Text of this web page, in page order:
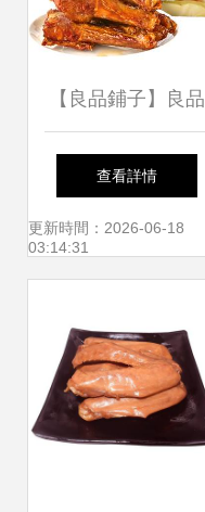
【良品鋪子】良品
鋪子烤鴨翅根350g
食品休閑小吃解饞
食
查看詳情
更新時間：2026-06-18
03:14:31